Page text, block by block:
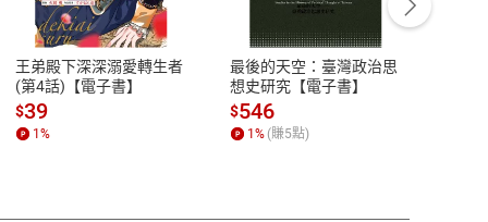
性
參
服務時間：週一到週五 10:00-12:00、
13:00-17:00 (國定假日及例假日休息)
客服電話：0080-1857077
王弟殿下深深溺愛轉生者
(第4話)【電子書】
$39
1%
最後的天空：臺灣政治思
想史研究【電子書】
$546
1% (賺5點)